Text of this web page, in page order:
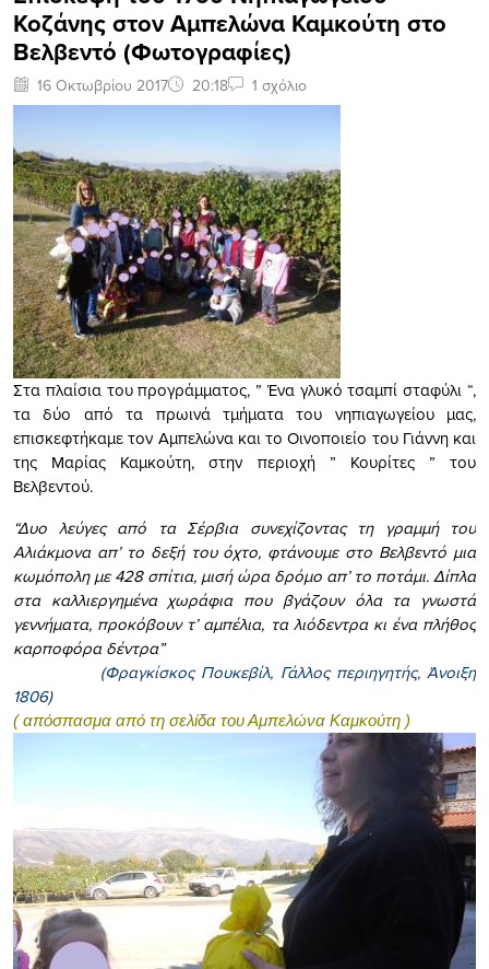
Κοζάνης στον Αμπελώνα Καμκούτη στο
Βελβεντό (Φωτογραφίες)
16 Οκτωβρίου 2017 20:18 1 σχόλιο
Στα πλαίσια του προγράμματος, ” Ένα γλυκό τσαμπί σταφύλι “,
τα δύο από τα πρωινά τμήματα του νηπιαγωγείου μας,
επισκεφτήκαμε τον Αμπελώνα και το Οινοποιείο του Γιάννη και
της Μαρίας Καμκούτη, στην περιοχή ” Κουρίτες ” του
Βελβεντού.
“Δυο λεύγες από τα Σέρβια συνεχίζοντας τη γραμμή του
Αλιάκμονα απ’ το δεξή του όχτο, φτάνουμε στο Βελβεντό μια
κωμόπολη με 428 σπίτια, μισή ώρα δρόμο απ’ το ποτάμι. Δίπλα
στα καλλιεργημένα χωράφια που βγάζουν όλα τα γνωστά
γεννήματα, προκόβουν τ’ αμπέλια, τα λιόδεντρα κι ένα πλήθος
καρποφόρα δέντρα”
(Φραγκίσκος Πουκεβίλ, Γάλλος περιηγητής, Άνοιξη
1806)
( απόσπασμα από τη σελίδα του Αμπελώνα Καμκούτη )